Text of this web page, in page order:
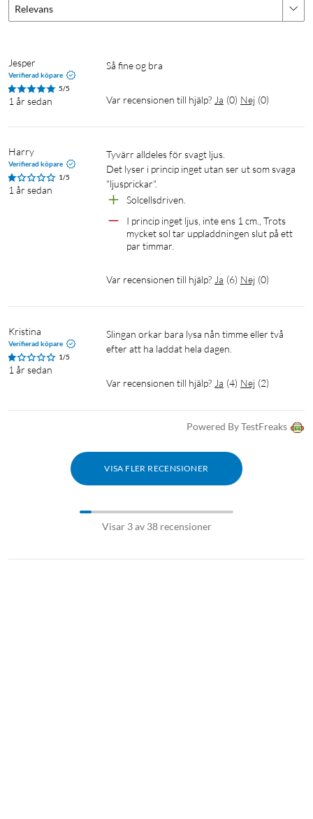
Relevans
Jesper
Verifierad köpare
5/5
1 år sedan
Så fine og bra
Var recensionen till hjälp? Ja (0) Nej (0)
Harry
Verifierad köpare
1/5
1 år sedan
Tyvärr alldeles för svagt ljus.
Det lyser i princip inget utan ser ut som svaga
"ljusprickar".
Solcellsdriven.
I princip inget ljus, inte ens 1 cm., Trots
mycket sol tar uppladdningen slut på ett
par timmar.
Var recensionen till hjälp? Ja (6) Nej (0)
Kristina
Verifierad köpare
1/5
1 år sedan
Slingan orkar bara lysa nån timme eller två
efter att ha laddat hela dagen.
Var recensionen till hjälp? Ja (4) Nej (2)
Powered By TestFreaks
VISA FLER RECENSIONER
Visar 3 av 38 recensioner